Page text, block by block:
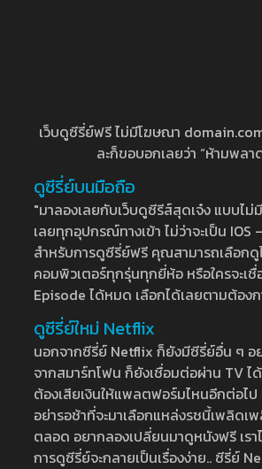
เว็บดูซีรี่ย์ฟรี ไม่มีโฆษณา
ละก็ขอบอกเลยว่า “ห้ามพล
ดูซีรี่ย์บนมือถือ
"มาลองเลยกับเว็บดูซีรีส์สุดเจ๋ง แบบไ
เลยทุกอุปกรณ์ทางเข้า ไม่ว่าจะเป็น
สำหรับการดูซีรี่ย์ฟรี คุณสามารถเลือก
คอมพิวเตอร์ทุกรุ่นทุกยี่ห้อ หรือใครจะเ
Episode ได้หมด เลือกได้เลยตามต้อง
ดูซีรี่ย์ใหม่ Netflix
นอกจากซีรี่ย์ Netflix ก็ยังมีซีรี่ย์อื่น ๆ อ
จากสมาร์ทโฟน ก็ยังเชื่อมต่อผ่าน TV
ต้องเสียเงินให้แพลตฟอร์มไหนอีกต่อไป
อย่ารอช้าที่จะมาเลือกแหล่งรชนี้เพลิดเ
ตลอด อยากลองเปลี่ยนมาดูหนังฟรี เร
การดูซีรี่ย์จะกลายเป็นเรื่องง่าย.. ซีรี่ย์